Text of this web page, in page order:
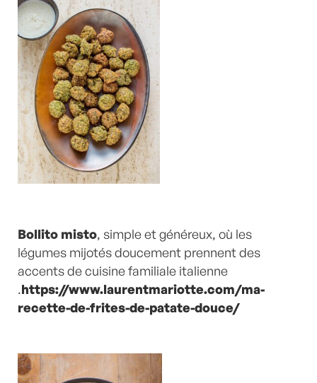
Bollito misto, simple et généreux, où les
légumes mijotés doucement prennent des
accents de cuisine familiale italienne
.https://www.laurentmariotte.com/ma-
recette-de-frites-de-patate-douce/